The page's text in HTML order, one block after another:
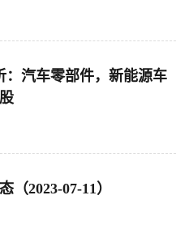
：汽车零部件，新能源车
2023-07-11）